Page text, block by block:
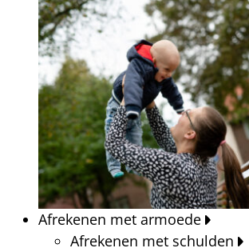
Afrekenen met armoede
Afrekenen met schulden